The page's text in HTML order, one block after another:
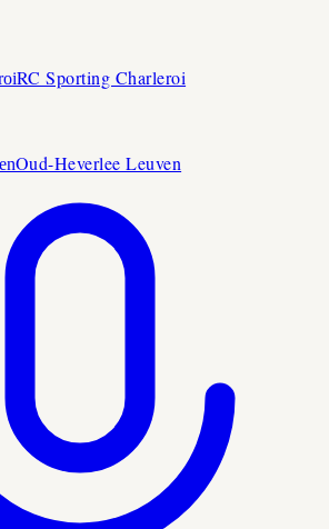
RC Sporting Charleroi
Oud-Heverlee Leuven